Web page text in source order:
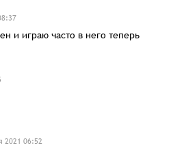
и играю часто в него теперь
2021 06:52